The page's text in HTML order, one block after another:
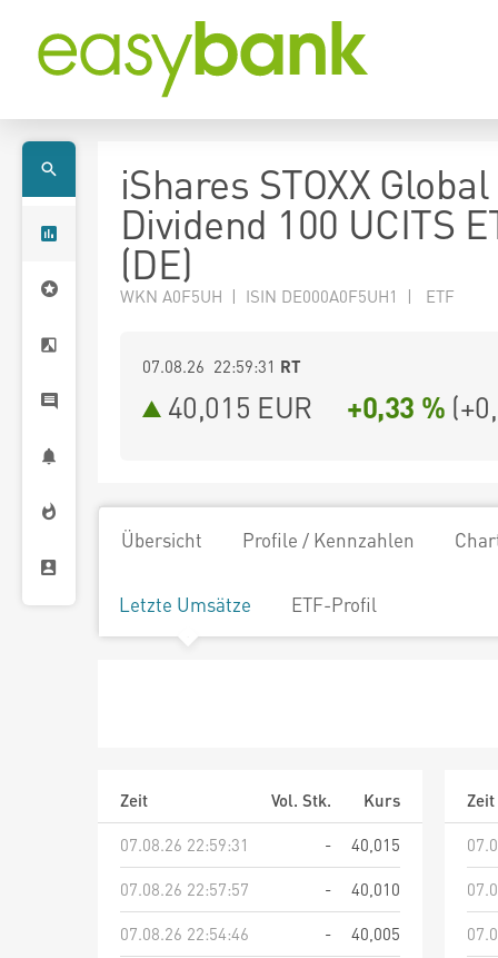
iShares STOXX
Dividend 100 UCITS
(DE)
WKN A0F5UH | ISIN DE000A0F5UH1 | ETF
07.08.26 22:59:31 RT
40,015 EUR +0,33 % (
Übersicht Profile / Kennzahlen
Letzte Umsätze ETF-Profil
Zeit Vol. Stk.
Kurs
07.08.26 22:59:31
-
40,015
07.08.26 22:57:57
-
40,010
07.08.26 22:54:46
-
40,005
Zeit